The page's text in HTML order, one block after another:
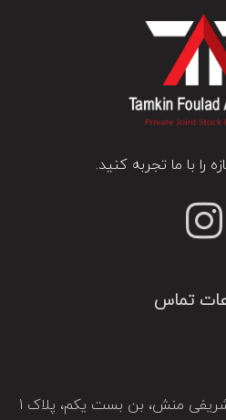
تماس
شریفی منش، بن بست یکم، پلاک 1
را با ما تجربه کنید.